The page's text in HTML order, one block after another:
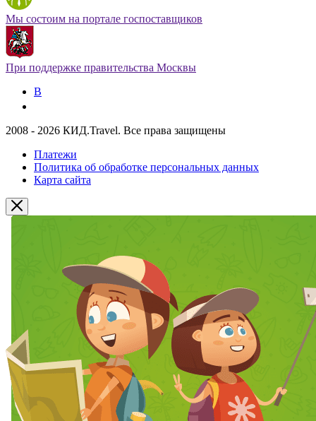
Мы состоим на портале госпоставщиков
При поддержке правительства Москвы
В
2008 - 2026 КИД.Travel. Все права защищены
Платежи
Политика об обработке персональных данных
Карта сайта